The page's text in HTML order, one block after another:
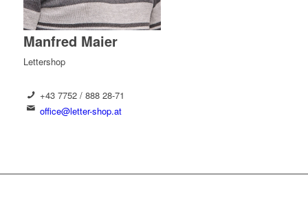
Manfred Maier
Lettershop
+43 7752 / 888 28-71
office@letter-shop.at